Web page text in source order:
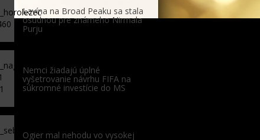
Lavína na Broad Peaku sa stala
osudnou pre známeho Nirmala
Purju
Nemci žiadajú úplné
vyšetrovanie návrhu FIFA na
súkromné investície do MS
Ogier mal nehodu vo vysokej